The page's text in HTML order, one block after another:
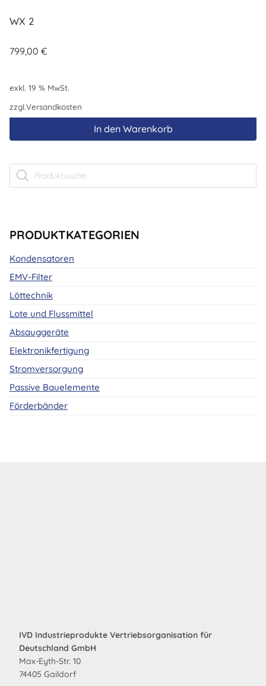
WX 2
799,00 €
exkl. 19 % MwSt.
zzgl.Versandkosten
In den Warenkorb
Products
search
PRODUKTKATEGORIEN
Kondensatoren
EMV-Filter
Löttechnik
Lote und Flussmittel
Absauggeräte
Elektronikfertigung
Stromversorgung
Passive Bauelemente
Förderbänder
IVD Industrieprodukte Vertriebsorganisation für
Deutschland GmbH
Max-Eyth-Str. 10
74405 Gaildorf